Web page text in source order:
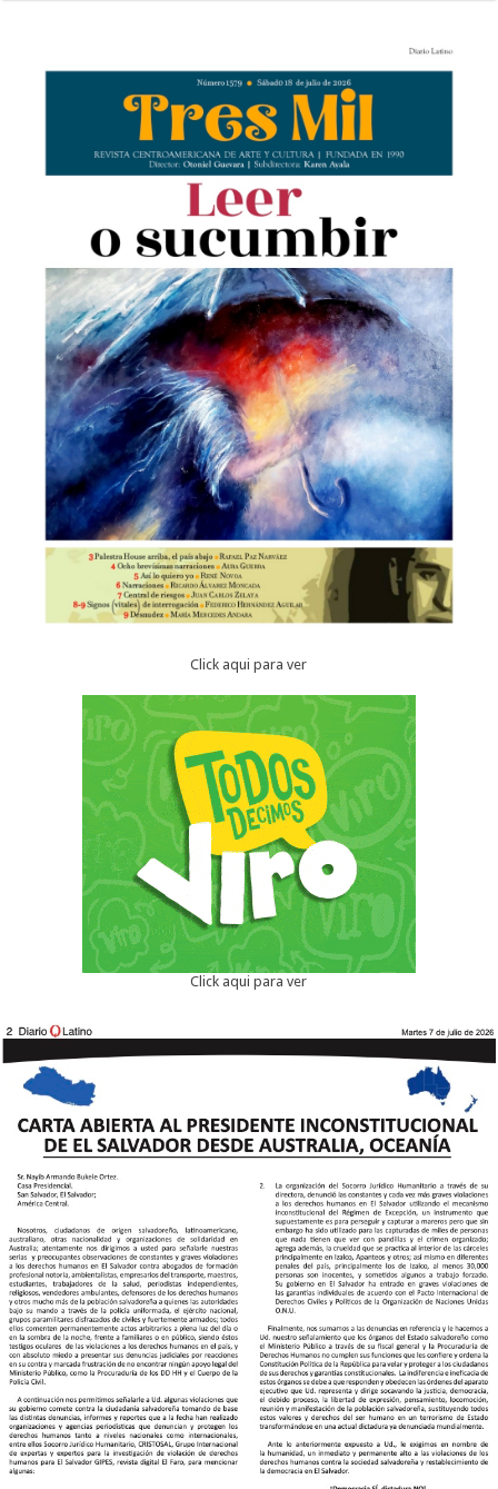
Click aqui para ver
Click aqui para ver